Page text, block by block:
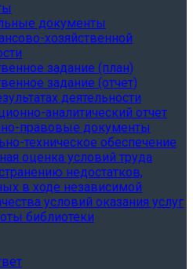
документы
хозяйственной
задание (план)
задание (отчет)
деятельности
аналитический отчет
правовые документы
техническое обеспечение
оценка условий труда
недостатков,
в ходе независимой
условий оказания услуг
библиотеки